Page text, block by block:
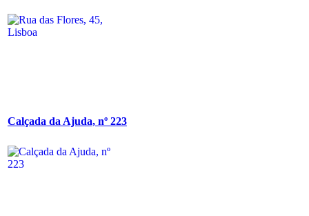
Calçada da Ajuda, nº 223